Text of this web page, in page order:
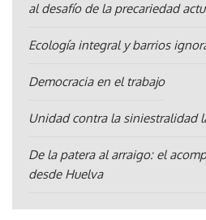
al desafío de la precariedad
Ecología integral y barrios
Democracia en el trabajo
Unidad contra la siniestralidad
De la patera al arraigo: el
desde Huelva